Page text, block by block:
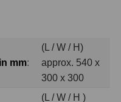
mm:
(L / W / H)
approx. 540 x
300 x 300
(L / W / H )